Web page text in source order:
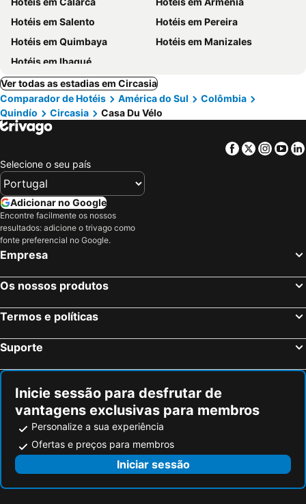
Hotéis em Salento
Hotéis em Pereira
Hotéis em Quimbaya
Hotéis em Manizales
Hotéis em Ibagué
Ver todas as estadias em Circasia
Comparador de Hotéis
América do Sul
Colômbia
Quindío
Circasia Casa Du Vélo
Facebook
Twitter
Selecione o seu país
Adicionar no Google
Encontre facilmente os nossos
resultados: adicione o trivago como
fonte preferencial no Google.
Empresa
Os nossos produtos
Termos e políticas
Suporte
Inicie sessão para desfrutar de
vantagens exclusivas para membros
Personalize a sua experiência
Ofertas e preços para membros
Iniciar sessão